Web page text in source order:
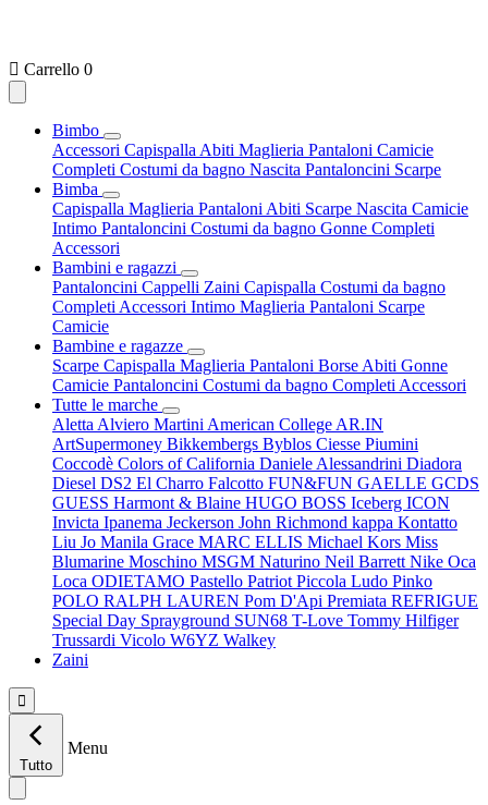
 Carrello 0
Bimbo
Accessori Capispalla Abiti Maglieria Pantaloni Camicie
Completi Costumi da bagno Nascita Pantaloncini Scarpe
Bimba
Capispalla Maglieria Pantaloni Abiti Scarpe Nascita Camicie
Intimo Pantaloncini Costumi da bagno Gonne Completi
Accessori
Bambini e ragazzi
Pantaloncini Cappelli Zaini Capispalla Costumi da bagno
Completi Accessori Intimo Maglieria Pantaloni Scarpe
Camicie
Bambine e ragazze
Scarpe Capispalla Maglieria Pantaloni Borse Abiti Gonne
Camicie Pantaloncini Costumi da bagno Completi Accessori
Tutte le marche
Aletta Alviero Martini American College AR.IN
ArtSupermoney Bikkembergs Byblos Ciesse Piumini
Coccodè Colors of California Daniele Alessandrini Diadora
Diesel DS2 El Charro Falcotto FUN&FUN GAELLE GCDS
GUESS Harmont & Blaine HUGO BOSS Iceberg ICON
Invicta Ipanema Jeckerson John Richmond kappa Kontatto
Liu Jo Manila Grace MARC ELLIS Michael Kors Miss
Blumarine Moschino MSGM Naturino Neil Barrett Nike Oca
Loca ODIETAMO Pastello Patriot Piccola Ludo Pinko
POLO RALPH LAUREN Pom D'Api Premiata REFRIGUE
Special Day Sprayground SUN68 T-Love Tommy Hilfiger
Trussardi Vicolo W6YZ Walkey
Zaini

Tutto
Menu